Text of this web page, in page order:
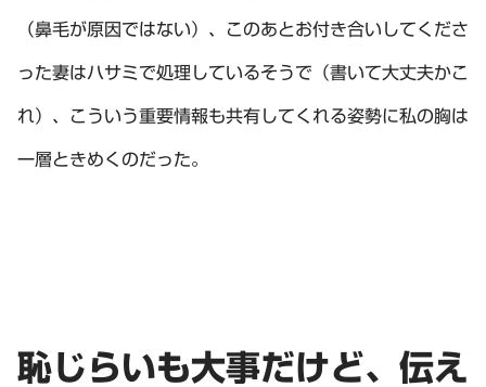
（鼻毛が原因ではない）、このあとお付き合いしてくださ
った妻はハサミで処理しているそうで（書いて大丈夫かこ
れ）、こういう重要情報も共有してくれる姿勢に私の胸は
一層ときめくのだった。
恥じらいも大事だけど、伝え